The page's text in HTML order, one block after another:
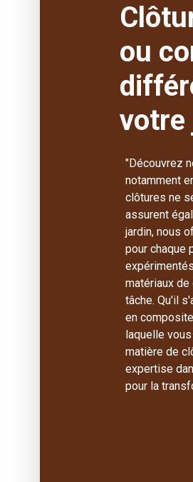
ou
votre
"Découvrez
notamment
clôtures ne
assurent
jardin, nous
pour chaque
matériaux
tâche. Qu'il
en
laquelle
matière de
expertise
pour la